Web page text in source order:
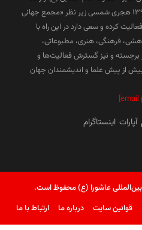
نگه داشتن فرهنگ عاشورا از سال ۱۳۹۳ هجری شمسی زیر نظر «مجمع جهانی
کرده و سعی دارد در این راه با
فرهنگی، هنری، مطبوعاتی،
برجسته و نیز گسترش فعالیت‌ها و
از پیش علما و اندیشمندان جهان
آپارات اینستاگرام
بین‌المللی عاشورا (ع) محفوظ است.
قوانین سایت
درباره ما ارتباط با ما